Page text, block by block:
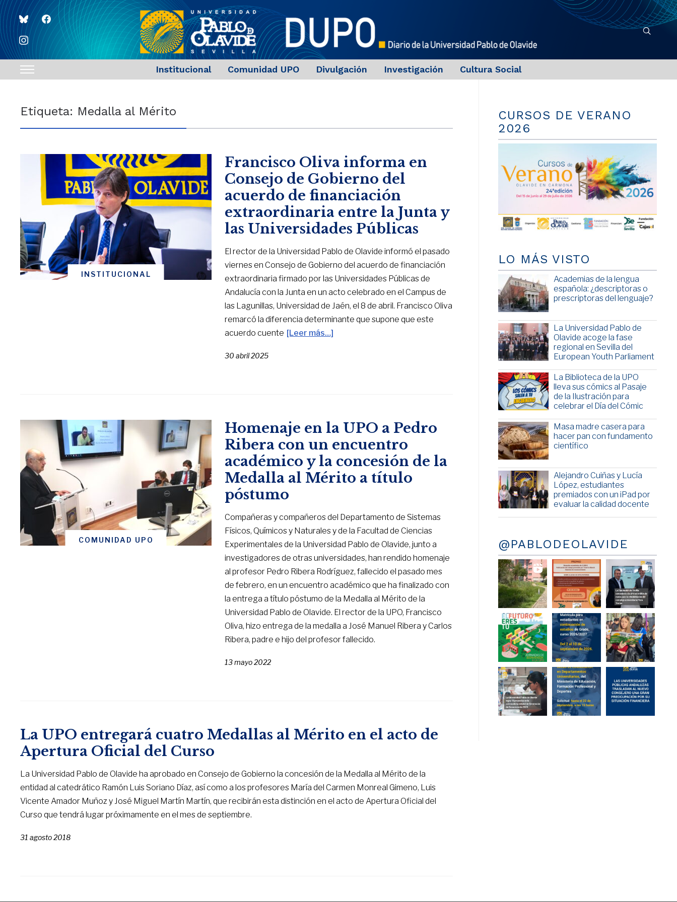
blueskyfacebook
instagram
Toggle
navigation
Institucional Comunidad UPO Divulgación Investigación Cultura Social
Etiqueta: Medalla al Mérito
INSTITUCIONAL
Francisco Oliva informa en
Consejo de Gobierno del
acuerdo de financiación
extraordinaria entre la Junta y
las Universidades Públicas
El rector de la Universidad Pablo de Olavide informó el pasado
viernes en Consejo de Gobierno del acuerdo de financiación
extraordinaria firmado por las Universidades Públicas de
Andalucía con la Junta en un acto celebrado en el Campus de
las Lagunillas, Universidad de Jaén, el 8 de abril. Francisco Oliva
remarcó la diferencia determinante que supone que este
acuerdo cuente [Leer más…]
30 abril 2025
COMUNIDAD UPO
Homenaje en la UPO a Pedro
Ribera con un encuentro
académico y la concesión de la
Medalla al Mérito a título
póstumo
Compañeras y compañeros del Departamento de Sistemas
Físicos, Químicos y Naturales y de la Facultad de Ciencias
Experimentales de la Universidad Pablo de Olavide, junto a
investigadores de otras universidades, han rendido homenaje
al profesor Pedro Ribera Rodríguez, fallecido el pasado mes
de febrero, en un encuentro académico que ha finalizado con
la entrega a título póstumo de la Medalla al Mérito de la
Universidad Pablo de Olavide. El rector de la UPO, Francisco
Oliva, hizo entrega de la medalla a José Manuel Ribera y Carlos
Ribera, padre e hijo del profesor fallecido.
13 mayo 2022
La UPO entregará cuatro Medallas al Mérito en el acto de
Apertura Oficial del Curso
La Universidad Pablo de Olavide ha aprobado en Consejo de Gobierno la concesión de la Medalla al Mérito de la
entidad al catedrático Ramón Luis Soriano Díaz, así como a los profesores María del Carmen Monreal Gimeno, Luis
Vicente Amador Muñoz y José Miguel Martín Martín, que recibirán esta distinción en el acto de Apertura Oficial del
Curso que tendrá lugar próximamente en el mes de septiembre.
31 agosto 2018
CURSOS DE VERANO
2026
LO MÁS VISTO
Academias de la lengua
española: ¿descriptoras o
prescriptoras del lenguaje?
La Universidad Pablo de
Olavide acoge la fase
regional en Sevilla del
European Youth Parliament
La Biblioteca de la UPO
lleva sus cómics al Pasaje
de la Ilustración para
celebrar el Día del Cómic
Masa madre casera para
hacer pan con fundamento
científico
Alejandro Cuiñas y Lucía
López, estudiantes
premiados con un iPad por
evaluar la calidad docente
@PABLODEOLAVIDE